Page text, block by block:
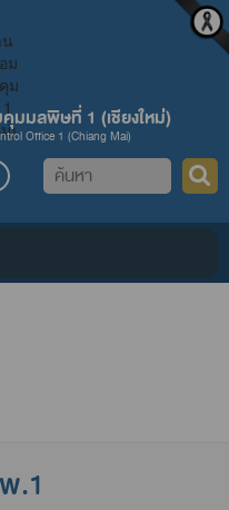
มมลพิษที่ 1 (เชียงใหม่่)
Office 1 (Chiang Mai)
ค้นหา
.1